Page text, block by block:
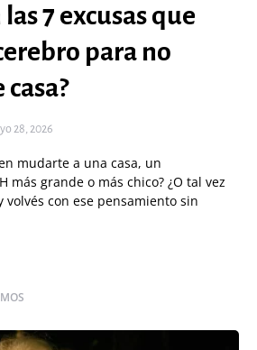
7 excusas que
para no
28, 2026
mudarte a una casa, un
más grande o más chico? ¿O tal vez
volvés con ese pensamiento sin